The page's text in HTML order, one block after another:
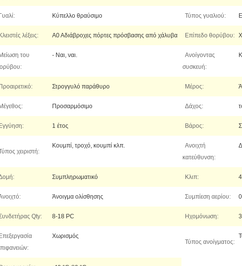
Κύπελλο θραύσιμο Τύπος γυαλιού:
λέξεις: Α0 Αδιάβροχες πόρτες πρόσβασης από χάλυβα Επίπεδο θορύβου:
του
- Ναι, ναι.
Ανοίγοντας
συσκευή:
Στρογγυλό παράθυρο Μέρος:
Προσαρμόσιμο Δάχος:
1 έτος Βάρος:
χειριστή:
Κουμπί, τροχό, κουμπί κλπ.
Ανοιχτή
κατεύθυνση:
Συμπληρωματικό Κλιπ:
Άνοιγμα ολίσθησης Συμπίεση αερίου:
Qty: 8-18 PC Ηχομόνωση:
Χωρισμός
Τύπος ανοίγματος: